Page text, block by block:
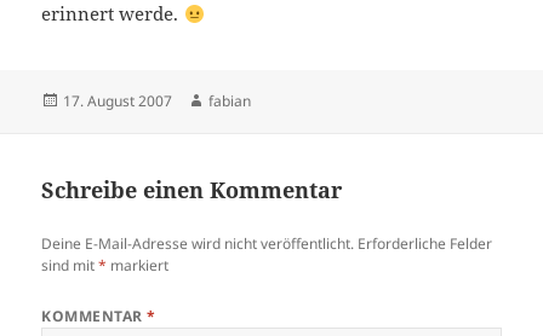
erinnert werde.
Veröffentlicht
17. August 2007 Autor
fabian
Schreibe einen Kommentar
Deine E-Mail-Adresse wird nicht veröffentlicht. Erforderliche Felder
sind mit* markiert
KOMMENTAR*